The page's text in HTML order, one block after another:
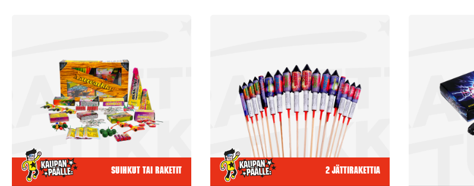
Suihkut tai raketit 2 jättirakettia